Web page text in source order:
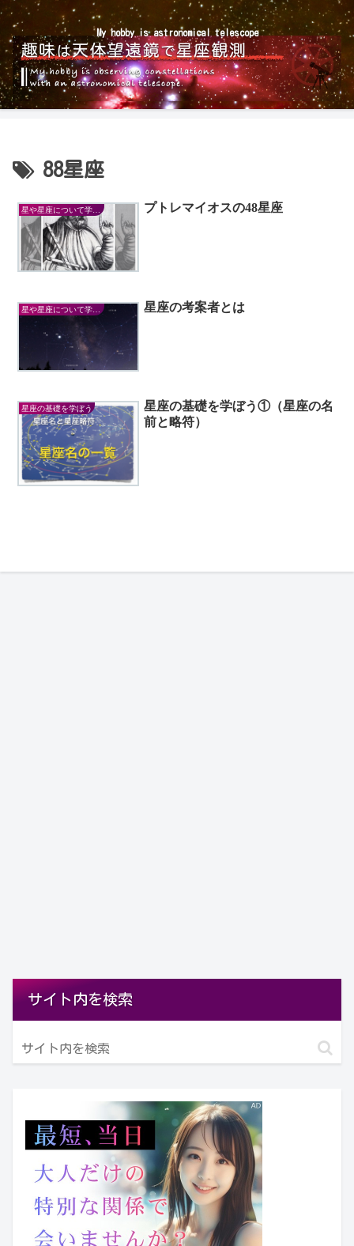
My hobby is astronomical telescope
88星座
プトレマイオスの48星座
星座の考案者とは
星座の基礎を学ぼう
星座の基礎を学ぼう①（星座の名
前と略符）
サイト内を検索